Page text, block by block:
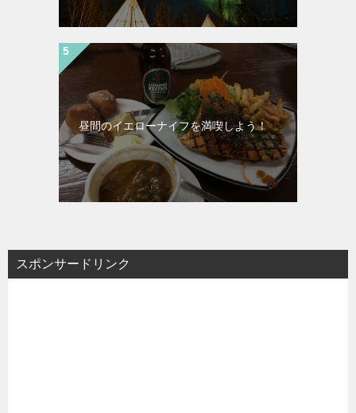
昼間のイエローナイフを満喫しよう！
スポンサードリンク